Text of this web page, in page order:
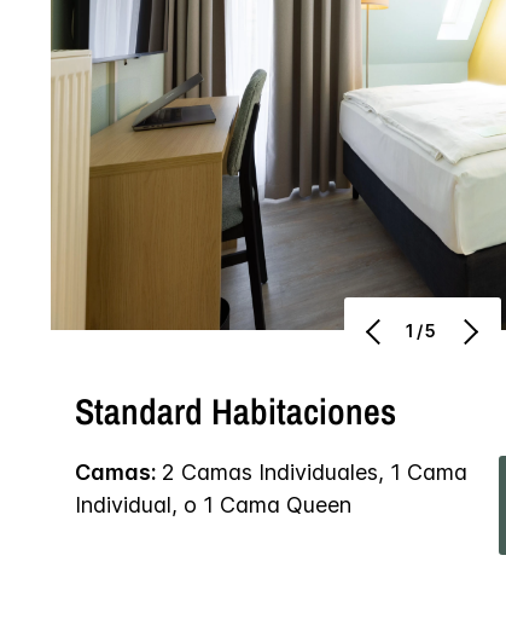
1/5
Standard Habitaciones
Camas: 2 Camas Individuales, 1 Cama
Individual, o 1 Cama Queen